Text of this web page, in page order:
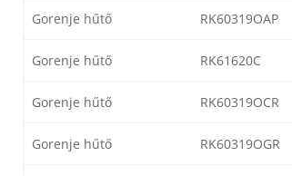
Gorenje hűtő RK60319OAP
Gorenje hűtő RK61620C
Gorenje hűtő RK60319OCR
Gorenje hűtő RK60319OGR